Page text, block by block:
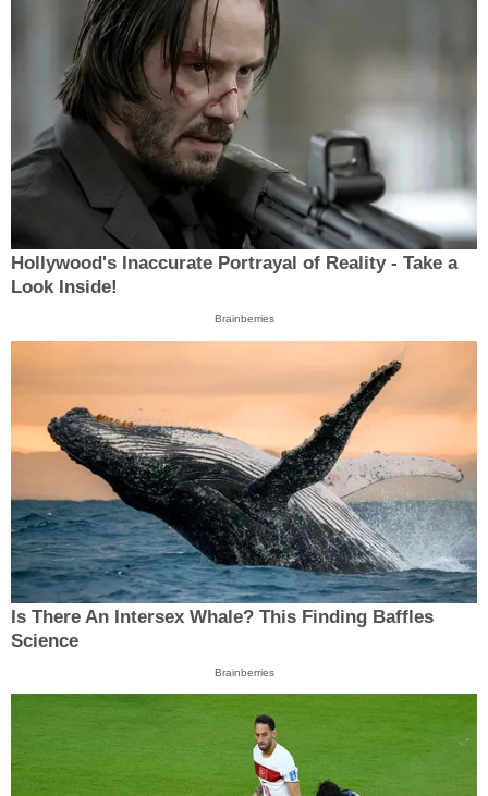
Hollywood's Inaccurate Portrayal of Reality - Take a
Look Inside!
Brainberries
Is There An Intersex Whale? This Finding Baffles
Science
Brainberries